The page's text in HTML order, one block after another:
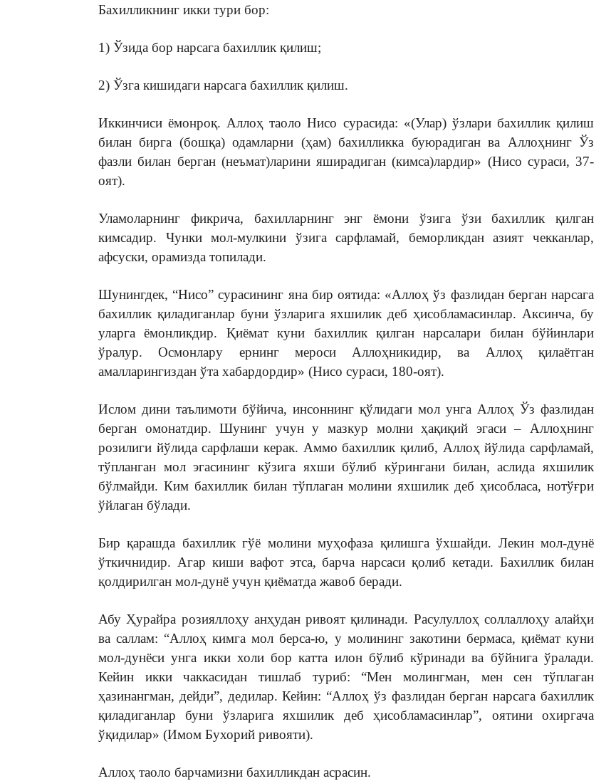
Бахилликнинг икки тури бор:
1) Ўзида бор нарсага бахиллик қилиш;
2) Ўзга кишидаги нарсага бахиллик қилиш.
Иккинчиси ёмонроқ. Аллоҳ таоло Нисо сурасида: «(Улар) ўзлари бахиллик қилиш
билан бирга (бошқа) одамларни (ҳам) бахилликка буюрадиган ва Аллоҳнинг Ўз
фазли билан берган (неъмат)ларини яширадиган (кимса)лардир» (Нисо сураси, 37-
оят).
Уламоларнинг фикрича, бахилларнинг энг ёмони ўзига ўзи бахиллик қилган
кимсадир. Чунки мол-мулкини ўзига сарфламай, беморликдан азият чекканлар,
афсуски, орамизда топилади.
Шунингдек, “Нисо” сурасининг яна бир оятида: «Аллоҳ ўз фазлидан берган нарсага
бахиллик қиладиганлар буни ўзларига яхшилик деб ҳисобламасинлар. Аксинча, бу
уларга ёмонликдир. Қиёмат куни бахиллик қилган нарсалари билан бўйинлари
ўралур. Осмонлару ернинг мероси Аллоҳникидир, ва Аллоҳ қилаётган
амалларингиздан ўта хабардордир» (Нисо сураси, 180-оят).
Ислом дини таълимоти бўйича, инсоннинг қўлидаги мол унга Аллоҳ Ўз фазлидан
берган омонатдир. Шунинг учун у мазкур молни ҳақиқий эгаси – Аллоҳнинг
розилиги йўлида сарфлаши керак. Аммо бахиллик қилиб, Аллоҳ йўлида сарфламай,
тўпланган мол эгасининг кўзига яхши бўлиб кўрингани билан, аслида яхшилик
бўлмайди. Ким бахиллик билан тўплаган молини яхшилик деб ҳисобласа, нотўғри
ўйлаган бўлади.
Бир қарашда бахиллик гўё молини муҳофаза қилишга ўхшайди. Лекин мол-дунё
ўткичнидир. Агар киши вафот этса, барча нарсаси қолиб кетади. Бахиллик билан
қолдирилган мол-дунё учун қиёматда жавоб беради.
Абу Ҳурайра розияллоҳу анҳудан ривоят қилинади. Расулуллоҳ соллаллоҳу алайҳи
ва саллам: “Аллоҳ кимга мол берса-ю, у молининг закотини бермаса, қиёмат куни
мол-дунёси унга икки холи бор катта илон бўлиб кўринади ва бўйнига ўралади.
Кейин икки чаккасидан тишлаб туриб: “Мен молингман, мен сен тўплаган
ҳазинангман, дейди”, дедилар. Кейин: “Аллоҳ ўз фазлидан берган нарсага бахиллик
қиладиганлар буни ўзларига яхшилик деб ҳисобламасинлар”, оятини охиргача
ўқидилар» (Имом Бухорий ривояти).
Аллоҳ таоло барчамизни бахилликдан асрасин.